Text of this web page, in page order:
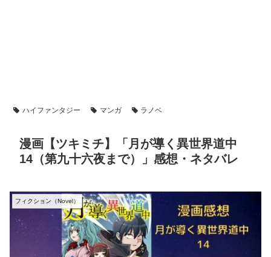
ハイファンタジー マンガ ラノベ
漫画【ツキミチ】「月が導く異世界道中
14（第九十六夜まで）」感想・ネタバレ
フィクション（Novel）